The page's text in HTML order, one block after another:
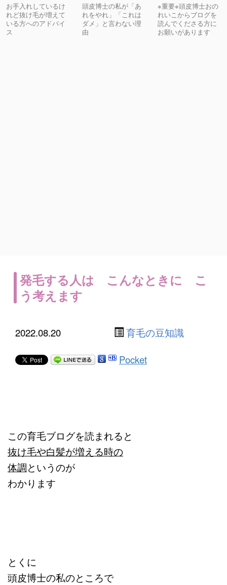
お手入れしているけ
れど抜け毛が増えて
いる方へのアドバイ
ス
頭皮博士の私が「あ
れをやれ」「これは
ダメ」と言わない理
由
※重要※頭皮博士おの
れいこからブログを
読んでくださる方に
お願いがあります
発毛する人は こんなときに こ
う考えます
2022.08.20 育毛の豆知識
Pocket
この育毛ブログを読まれると
抜け毛や白髪が増える時の
体調というのが
わかります
とくに
頭皮博士の私のところで